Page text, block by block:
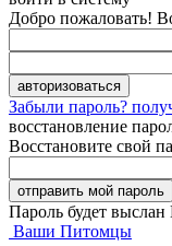
Добро пожаловать!
Забыли пароль?
восстановление
Восстановите свой
Пароль будет
Ваши Питомцы